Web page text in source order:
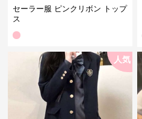
セーラー服 ピンクリボン トップ
ス
人気